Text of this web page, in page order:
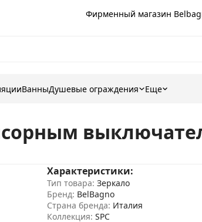
Фирменный магазин
ВанныДушевые ограждения Еще
Характеристики:
Тип товара: Зеркало
Бренд: BelBagno
Страна бренда: Италия
Коллекция: SPC